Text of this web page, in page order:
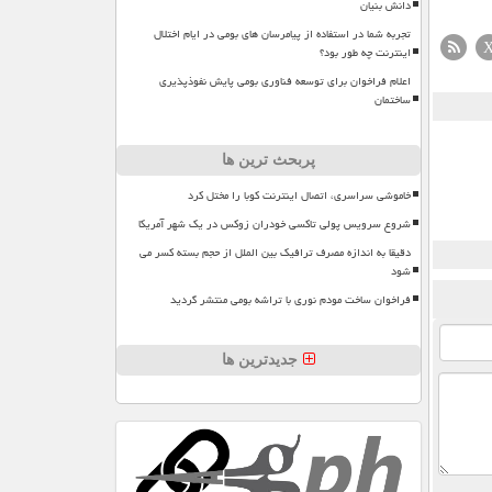
دانش بنیان
تجربه شما در استفاده از پیامرسان های بومی در ایام اختلال
اینترنت چه طور بود؟
اعلام فراخوان برای توسعه فناوری بومی پایش نفوذپذیری
ساختمان
پربحث ترین ها
خاموشی سراسری، اتصال اینترنت کوبا را مختل کرد
شروع سرویس پولی تاکسی خودران زوکس در یک شهر آمریکا
دقیقا به اندازه مصرف ترافیک بین الملل از حجم بسته کسر می
شود
فراخوان ساخت مودم نوری با تراشه بومی منتشر گردید
جدیدترین ها